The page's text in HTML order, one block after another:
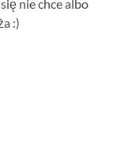
nie chce albo
:)